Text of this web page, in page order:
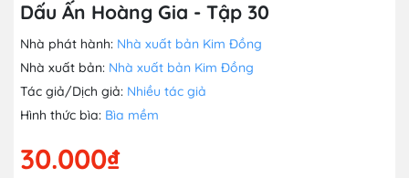
Dấu Ấn Hoàng Gia - Tập 30
Nhà phát hành: Nhà xuất bản Kim Đồng
Nhà xuất bản: Nhà xuất bản Kim Đồng
Tác giả/Dịch giả: Nhiều tác giả
Hình thức bìa: Bìa mềm
30.000₫